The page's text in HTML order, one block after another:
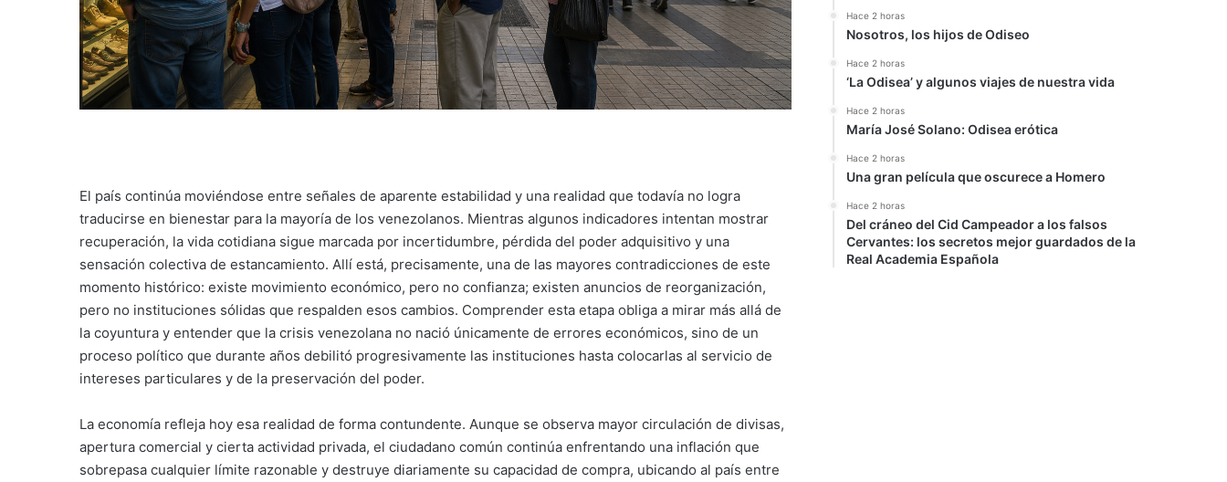
El país continúa moviéndose entre señales de aparente estabilidad y una realidad que todavía no logra
traducirse en bienestar para la mayoría de los venezolanos. Mientras algunos indicadores intentan mostrar
recuperación, la vida cotidiana sigue marcada por incertidumbre, pérdida del poder adquisitivo y una
sensación colectiva de estancamiento. Allí está, precisamente, una de las mayores contradicciones de este
momento histórico: existe movimiento económico, pero no confianza; existen anuncios de reorganización,
pero no instituciones sólidas que respalden esos cambios. Comprender esta etapa obliga a mirar más allá de
la coyuntura y entender que la crisis venezolana no nació únicamente de errores económicos, sino de un
proceso político que durante años debilitó progresivamente las instituciones hasta colocarlas al servicio de
intereses particulares y de la preservación del poder.
La economía refleja hoy esa realidad de forma contundente. Aunque se observa mayor circulación de divisas,
apertura comercial y cierta actividad privada, el ciudadano común continúa enfrentando una inflación que
sobrepasa cualquier límite razonable y destruye diariamente su capacidad de compra, ubicando al país entre
Hace 2 horas
Nosotros, los hijos de Odiseo
Hace 2 horas
‘La Odisea’ y algunos viajes de nuestra vida
Hace 2 horas
María José Solano: Odisea erótica
Hace 2 horas
Una gran película que oscurece a Homero
Hace 2 horas
Del cráneo del Cid Campeador a los falsos
Cervantes: los secretos mejor guardados de la
Real Academia Española